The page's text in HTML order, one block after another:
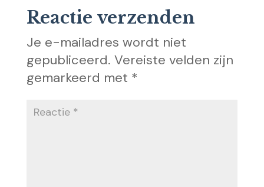
Reactie verzenden
Je e-mailadres wordt niet
gepubliceerd. Vereiste velden zijn
gemarkeerd met *